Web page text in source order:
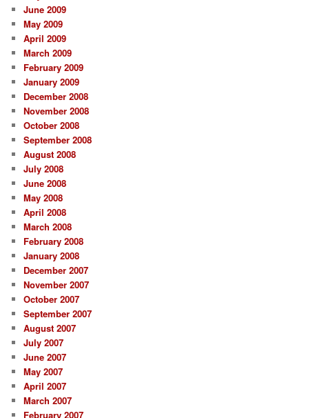
June 2009
May 2009
April 2009
March 2009
February 2009
January 2009
December 2008
November 2008
October 2008
September 2008
August 2008
July 2008
June 2008
May 2008
April 2008
March 2008
February 2008
January 2008
December 2007
November 2007
October 2007
September 2007
August 2007
July 2007
June 2007
May 2007
April 2007
March 2007
February 2007